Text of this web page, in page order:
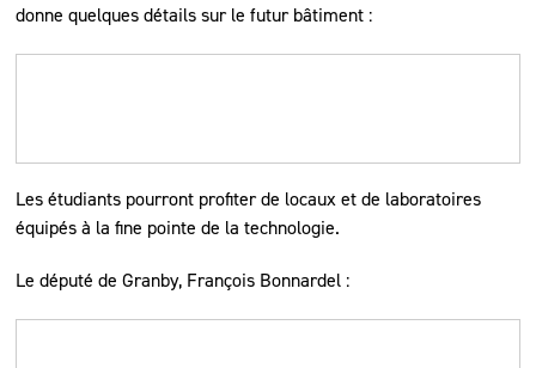
donne quelques détails sur le futur bâtiment :
Les étudiants pourront profiter de locaux et de laboratoires
équipés à la fine pointe de la technologie.
Le député de Granby, François Bonnardel :